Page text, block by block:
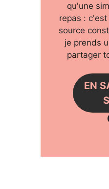
qu'une
repas :
source
je prends
partager
EN